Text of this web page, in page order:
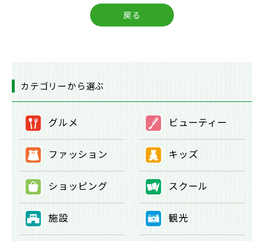
戻る
カテゴリーから選ぶ
① グルメ ② ビューティー
③ ファッション ④ キッズ
⑤ ショッピング ⑥ スクール
⑦ 施設 ⑧ 観光